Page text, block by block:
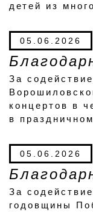
детей из
05.06.2026
За
концертов в
в
05.06.2026
За
годовщины